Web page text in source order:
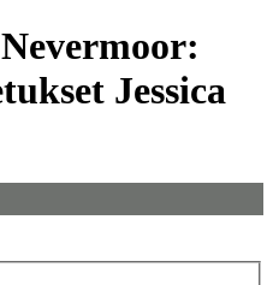
Jessica